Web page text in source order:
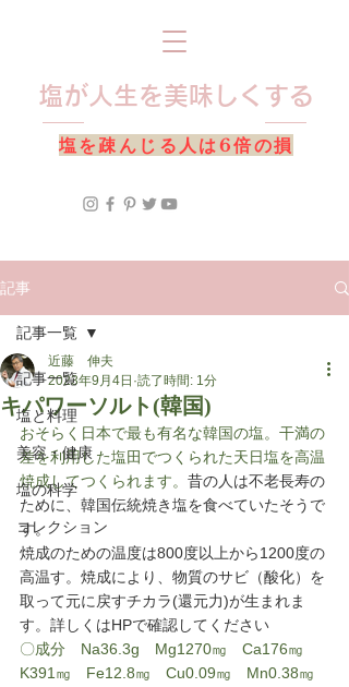
​塩を疎んじる人は6倍の損
​塩が人生を美味しくする
記事
記事一覧
塩と料理
美容・健康
塩の科学
コレクション
記事一覧
キパワーソルト(韓国)
近藤 伸夫
2023年9月4日 読了時間: 1分
おそらく日本で最も有名な韓国の塩。干満の
差を利用した塩田でつくられた天日塩を高温
焼成してつくられます。 昔の人は不老長寿の
ために、韓国伝統焼き塩を食べていたそうで
す。
焼成のための温度は800度以上から1200度の
高温す。焼成により、物質のサビ（酸化）を
取って元に戻すチカラ(還元力)が生まれま
す。詳しくはHPで確認してください
〇成分　Na36.3g　Mg1270㎎　Ca176㎎
K391㎎　Fe12.8㎎　Cu0.09㎎　Mn0.38㎎